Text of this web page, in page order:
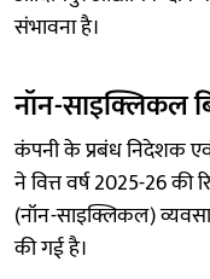
संभावना है।
नॉन-साइक्लिकल
कंपनी के प्रबंध निदेशक
ने वित्त वर्ष 2025-26 की
(नॉन-साइक्लिकल)
की गई है।